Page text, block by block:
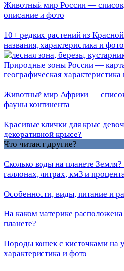
Животный мир России —
описание и фото
10+ редких растений из
названия, характеристика и фото
Природные зоны России —
географическая характеристика
Животный мир Африки —
фауны континента
Красивые клички для крыс
декоративной крысе?
Что читают другие?
Сколько воды на планете
галлонах, литрах, км3 и
Особенности, виды, питание и
На каком материке
планете?
Породы кошек с кисточками на
характеристика и фото